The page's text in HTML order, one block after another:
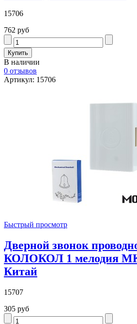
15706
762 руб
В наличии
0 отзывов
Артикул: 15706
Быстрый просмотр
Дверной звонок
КОЛОКОЛ 1 мелодия
Китай
15707
305 руб